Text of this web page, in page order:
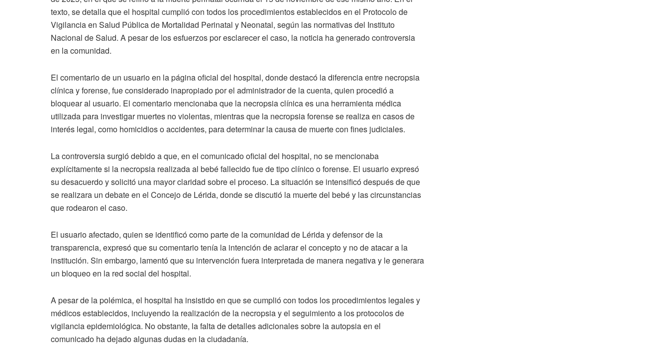
texto, se detalla que el hospital cumplió con todos los procedimientos establecidos en el Protocolo de
Vigilancia en Salud Pública de Mortalidad Perinatal y Neonatal, según las normativas del Instituto
Nacional de Salud. A pesar de los esfuerzos por esclarecer el caso, la noticia ha generado controversia
en la comunidad.
El comentario de un usuario en la página oficial del hospital, donde destacó la diferencia entre necropsia
clínica y forense, fue considerado inapropiado por el administrador de la cuenta, quien procedió a
bloquear al usuario. El comentario mencionaba que la necropsia clínica es una herramienta médica
utilizada para investigar muertes no violentas, mientras que la necropsia forense se realiza en casos de
interés legal, como homicidios o accidentes, para determinar la causa de muerte con fines judiciales.
La controversia surgió debido a que, en el comunicado oficial del hospital, no se mencionaba
explícitamente si la necropsia realizada al bebé fallecido fue de tipo clínico o forense. El usuario expresó
su desacuerdo y solicitó una mayor claridad sobre el proceso. La situación se intensificó después de que
se realizara un debate en el Concejo de Lérida, donde se discutió la muerte del bebé y las circunstancias
que rodearon el caso.
El usuario afectado, quien se identificó como parte de la comunidad de Lérida y defensor de la
transparencia, expresó que su comentario tenía la intención de aclarar el concepto y no de atacar a la
institución. Sin embargo, lamentó que su intervención fuera interpretada de manera negativa y le generara
un bloqueo en la red social del hospital.
A pesar de la polémica, el hospital ha insistido en que se cumplió con todos los procedimientos legales y
médicos establecidos, incluyendo la realización de la necropsia y el seguimiento a los protocolos de
vigilancia epidemiológica. No obstante, la falta de detalles adicionales sobre la autopsia en el
comunicado ha dejado algunas dudas en la ciudadanía.